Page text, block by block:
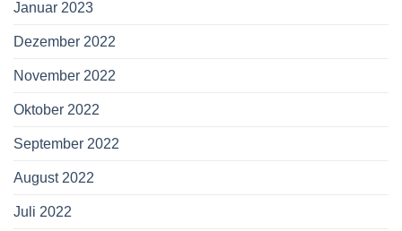
Januar 2023
Dezember 2022
November 2022
Oktober 2022
September 2022
August 2022
Juli 2022